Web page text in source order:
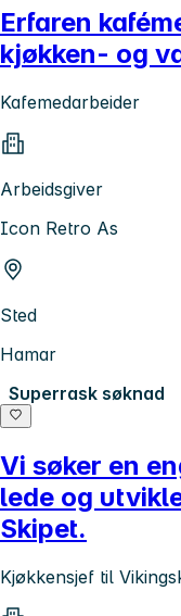
Erfaren
kjøkken- og
Kafemedarbeider
Arbeidsgiver
Icon Retro As
Sted
Hamar
Superrask søknad
Vi søker en
lede og
Skipet.
Kjøkkensjef til